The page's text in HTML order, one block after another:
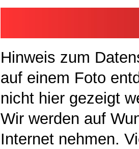
Hinweis zum
auf einem Foto
nicht hier gezeigt
Wir werden auf
Internet nehmen.